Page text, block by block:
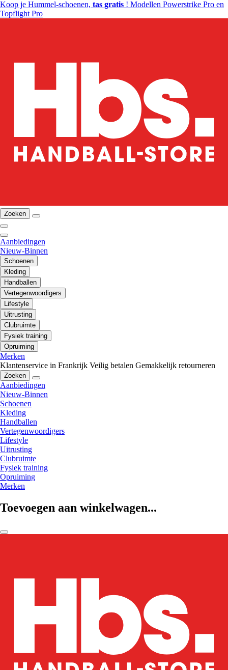
Koop je Hummel-schoenen, tas gratis ! Modellen Powerstrike Pro en
Topflight Pro
Zoeken
Aanbiedingen
Nieuw-Binnen
Schoenen
Kleding
Handballen
Vertegenwoordigers
Lifestyle
Uitrusting
Clubruimte
Fysiek training
Opruiming
Merken
Klantenservice in Frankrijk Veilig betalen Gemakkelijk retourneren
Zoeken
Aanbiedingen
Nieuw-Binnen
Schoenen
Kleding
Handballen
Vertegenwoordigers
Lifestyle
Uitrusting
Clubruimte
Fysiek training
Opruiming
Merken
Toevoegen aan winkelwagen...